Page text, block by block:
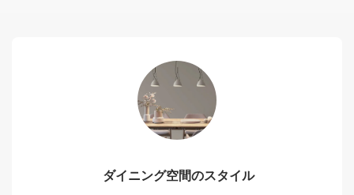
ダイニング空間のスタイル